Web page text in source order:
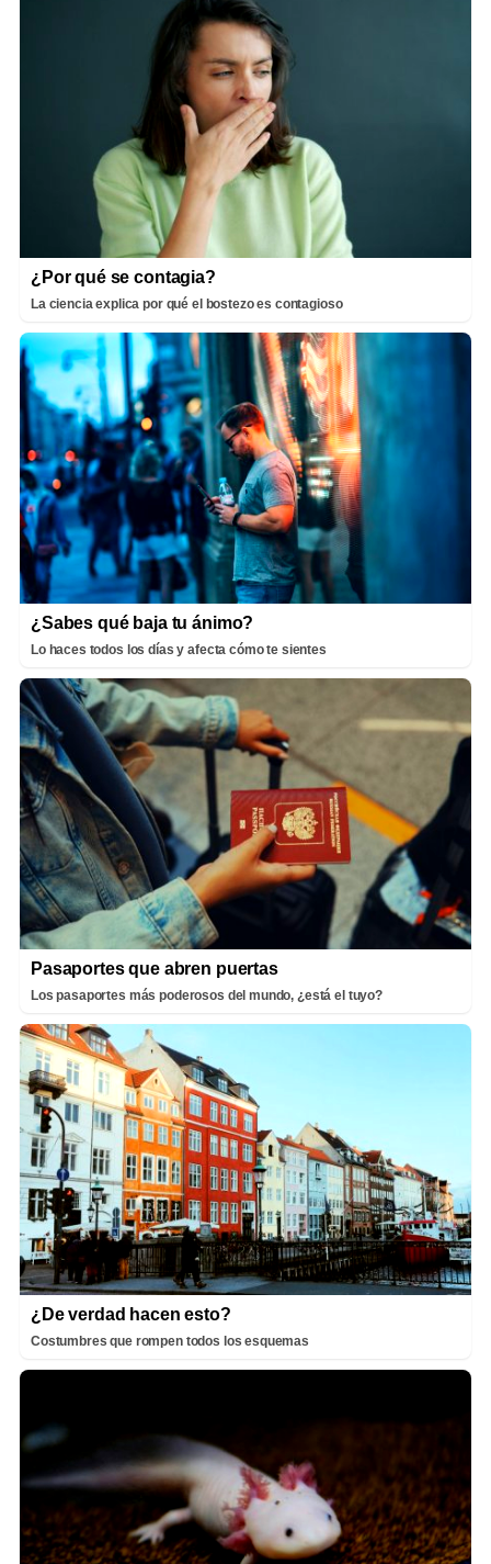
¿Por qué se contagia?
La ciencia explica por qué el bostezo es contagioso
¿Sabes qué baja tu ánimo?
Lo haces todos los días y afecta cómo te sientes
Pasaportes que abren puertas
Los pasaportes más poderosos del mundo, ¿está el tuyo?
¿De verdad hacen esto?
Costumbres que rompen todos los esquemas